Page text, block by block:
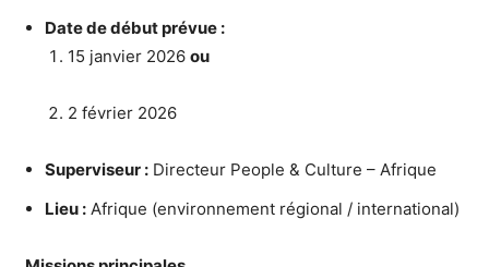
Date de début prévue :
15 janvier 2026 ou
2 février 2026
Superviseur : Directeur People & Culture – Afrique
Lieu : Afrique (environnement régional / international)